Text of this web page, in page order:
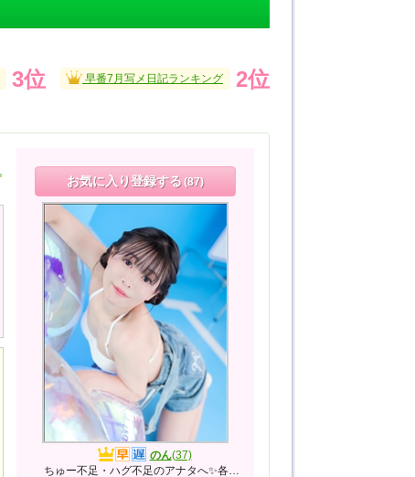
早番7月写メ日記ランキング 2位
3位
お気に入り登録する(87)
のん(37)
ちゅー不足・ハグ不足のアナタへ✨各種栄養素とりそろえてます❤